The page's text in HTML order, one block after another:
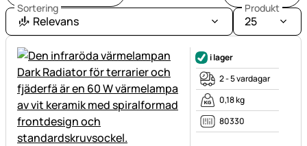
Sortering
Relevans
Produkt
25
i lager
2 - 5 vardagar
0,18 kg
80330